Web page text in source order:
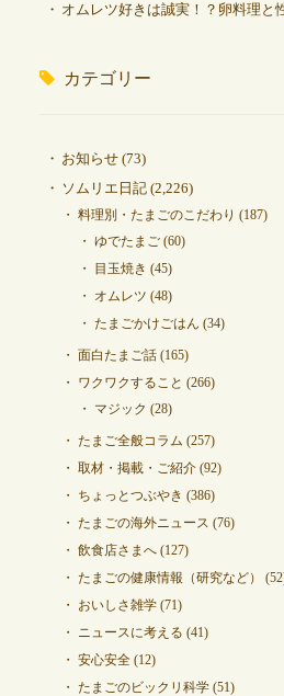
オムレツ好きは誠実！？卵料理と
カテゴリー
お知らせ(73)
ソムリエ日記(2,226)
料理別・たまごのこだわり (187)
ゆでたまご(60)
目玉焼き (45)
オムレツ (48)
たまごかけごはん (34)
面白たまご話(165)
ワクワクすること (266)
マジック (28)
たまご全般コラム (257)
取材・掲載・ご紹介(92)
ちょっとつぶやき (386)
たまごの海外ニュース (76)
飲食店さまへ(127)
たまごの健康情報（研究など）
おいしさ雑学(71)
ニュースに考える (41)
安心安全(12)
たまごのビックリ科学(51)